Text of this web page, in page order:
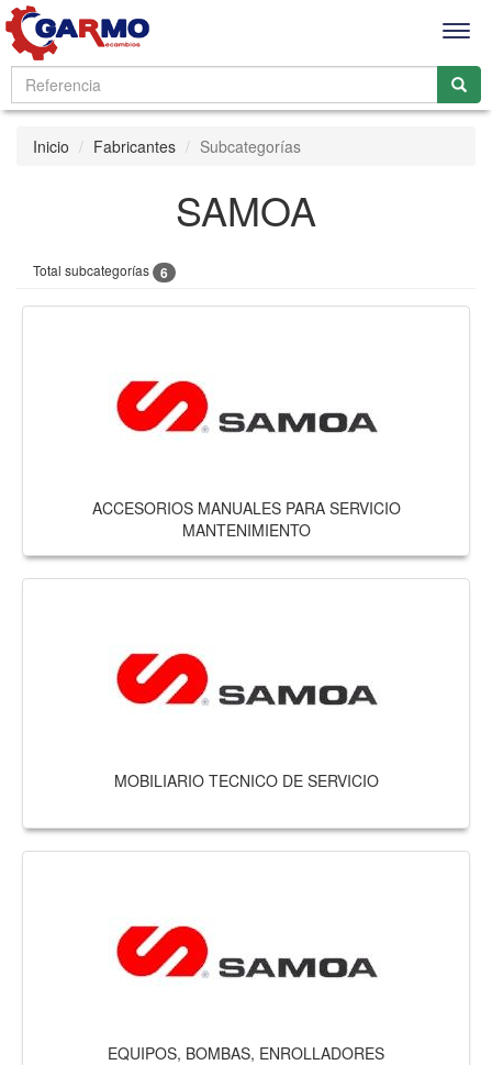
Inicio Fabricantes Subcategorías
SAMOA
Total subcategorías 6
ACCESORIOS MANUALES PARA SERVICIO
MANTENIMIENTO
MOBILIARIO TECNICO DE SERVICIO
EQUIPOS, BOMBAS, ENROLLADORES